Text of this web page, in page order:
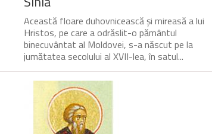
Această floare duhovnicească și mireasă a lui
Hristos, pe care a odrăslit-o pământul
binecuvântat al Moldovei, s-a născut pe la
jumătatea secolului al XVII-lea, în satul...